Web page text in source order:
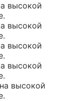
высокой
высокой
высокой
высокой
высокой